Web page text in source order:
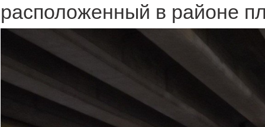
расположенный в районе